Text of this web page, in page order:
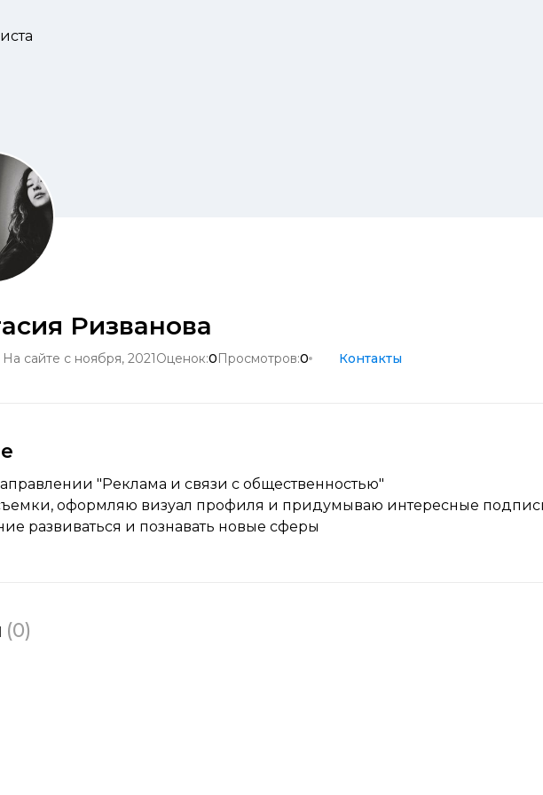
Ризванова
На сайте с ноября, 2021Оценок:0Просмотров:0 Контакты
"Реклама и связи с общественностью"
оформляю визуал профиля и придумываю интересные
развиваться и познавать новые сферы
(0)